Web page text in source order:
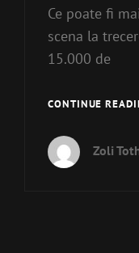
Ce poate fi
scena la
15.000 de
CONTINUE
Zoli